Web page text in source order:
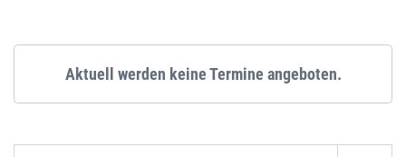
Aktuell werden keine Termine angeboten.